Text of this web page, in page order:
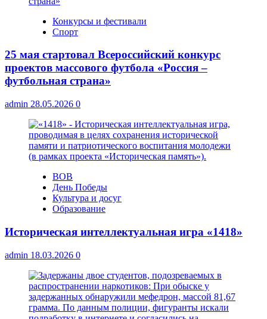
Конкурсы и фестивали
Спорт
25 мая стартовал Всероссийский конкурс
проектов массового футбола «Россия –
футбольная страна»
admin 28.05.2026 0
ВОВ
День Победы
Культура и досуг
Образование
Историческая интеллектуальная игра «1418»
admin 18.03.2026 0